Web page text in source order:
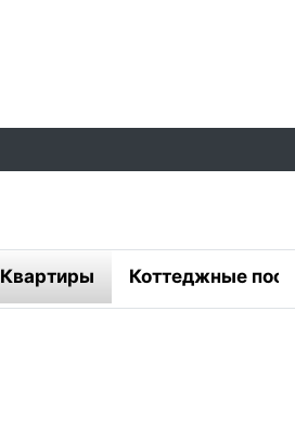
Квартиры Коттеджные